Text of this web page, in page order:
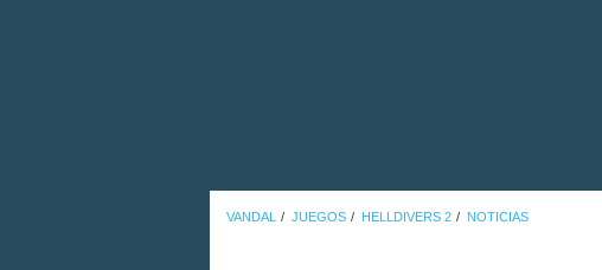
VANDAL JUEGOS HELLDIVERS 2 NOTICIAS